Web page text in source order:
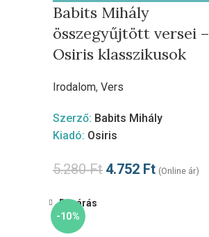
Babits Mihály
összegyűjtött versei –
Osiris klasszikusok
Irodalom, Vers
Szerző: Babits Mihály
Kiadó: Osiris
5.280Ft 4.752 Ft (Online ár)
-10%
Bezárás